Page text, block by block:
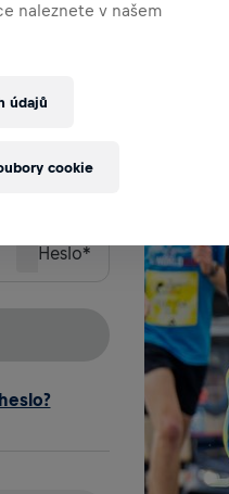
E-mail*
Heslo*
naleznete v našem
údajů
cookie